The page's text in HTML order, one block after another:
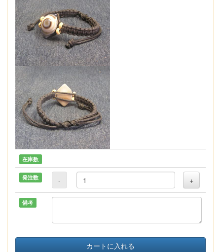
在庫数
発注数 - +
備考
カートに入れる